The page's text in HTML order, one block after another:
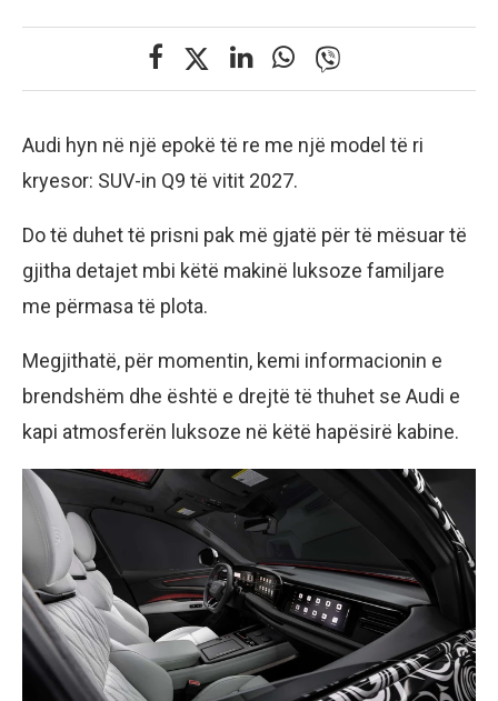
Audi hyn në një epokë të re me një model të ri
kryesor: SUV-in Q9 të vitit 2027.
Do të duhet të prisni pak më gjatë për të mësuar të
gjitha detajet mbi këtë makinë luksoze familjare
me përmasa të plota.
Megjithatë, për momentin, kemi informacionin e
brendshëm dhe është e drejtë të thuhet se Audi e
kapi atmosferën luksoze në këtë hapësirë kabine.